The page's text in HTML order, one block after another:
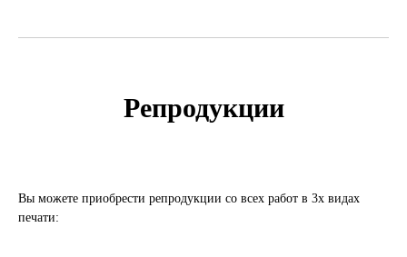
Репродукции
Вы можете приобрести репродукции со всех работ в 3х видах
печати: